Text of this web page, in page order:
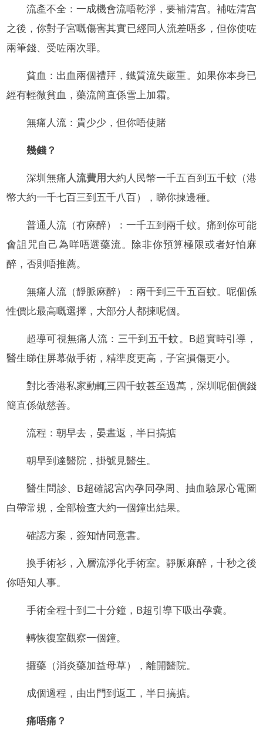
流產不全：一成機會流唔乾淨，要補清宫。補咗清宫
之後，你對子宮嘅傷害其實已經同人流差唔多，但你使咗
兩筆錢、受咗兩次罪。
貧血：出血兩個禮拜，鐵質流失嚴重。如果你本身已
經有輕微貧血，藥流簡直係雪上加霜。
無痛人流：貴少少，但你唔使賭
幾錢？
深圳無痛 人流費用 大約人民幣一千五百到五千蚊（港
幣大約一千七百三到五千八百），睇你揀邊種。
普通人流（冇麻醉）：一千五到兩千蚊。痛到你可能
會詛咒自己為咩唔選藥流。除非你預算極限或者好怕麻
醉，否則唔推薦。
無痛人流（靜脈麻醉）：兩千到三千五百蚊。呢個係
性價比最高嘅選擇，大部分人都揀呢個。
超導可視無痛人流：三千到五千蚊。B超實時引導，
醫生睇住屏幕做手術，精準度更高，子宮損傷更小。
對比香港私家動輒三四千蚊甚至過萬，深圳呢個價錢
簡直係做慈善。
流程：朝早去，晏晝返，半日搞掂
朝早到達醫院，掛號見醫生。
醫生問診、B超確認宮內孕同孕周、抽血驗尿心電圖
白帶常規，全部檢查大約一個鐘出結果。
確認方案，簽知情同意書。
換手術衫，入層流淨化手術室。靜脈麻醉，十秒之後
你唔知人事。
手術全程十到二十分鐘，B超引導下吸出孕囊。
轉恢復室觀察一個鐘。
攞藥（消炎藥加益母草），離開醫院。
成個過程，由出門到返工，半日搞掂。
痛唔痛？